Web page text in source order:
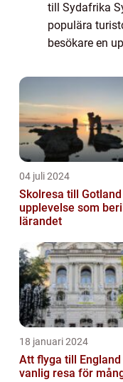
till Sydafrika
populära
besökare en
mångfaldiga
naturlan...
04 juli 2024
Skolresa till Gotland
upplevelse som
lärandet
18 januari 2024
Att flyga till England
vanlig resa för